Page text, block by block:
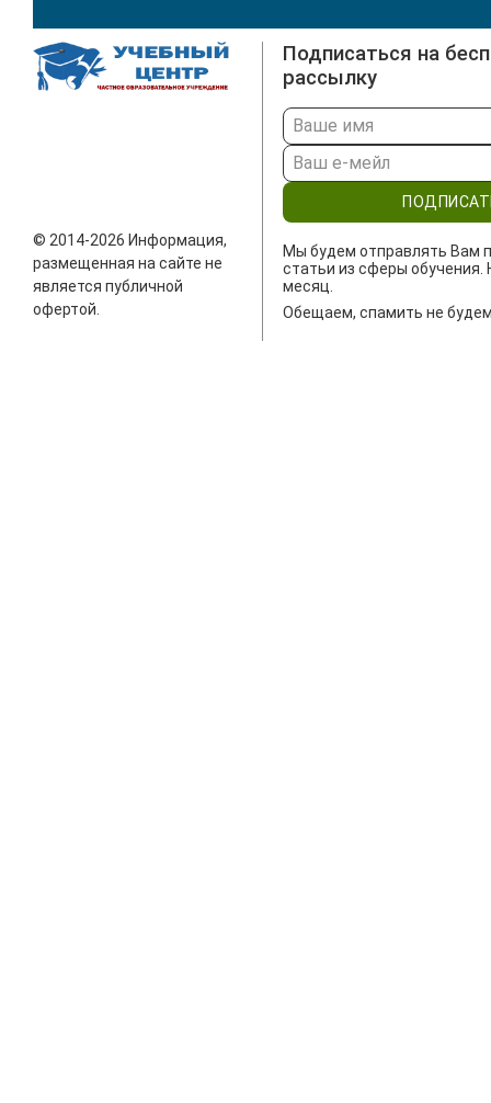
© 2014-2026 Информация,
размещенная на сайте не
является публичной
офертой.
Подписаться на
рассылку
Мы будем отправлять Вам
статьи из сферы обучения.
месяц.
Обещаем, спамить не